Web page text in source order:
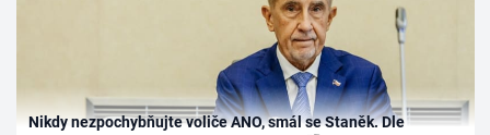
Nikdy nezpochybňujte voliče ANO, smál se Staněk. Dle